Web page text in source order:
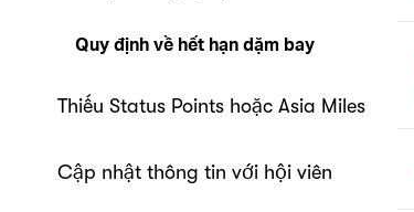
Quy định về hết hạn dặm bay
Thiếu Status Points hoặc Asia Miles
Cập nhật thông tin với hội viên